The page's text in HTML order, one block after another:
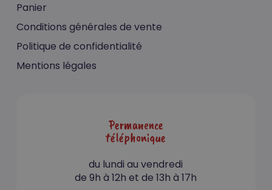
Panier
Conditions générales de vente
Politique de confidentialité
Mentions légales
Permanence
téléphonique
du lundi au vendredi
de 9h à 12h et de 13h à 17h